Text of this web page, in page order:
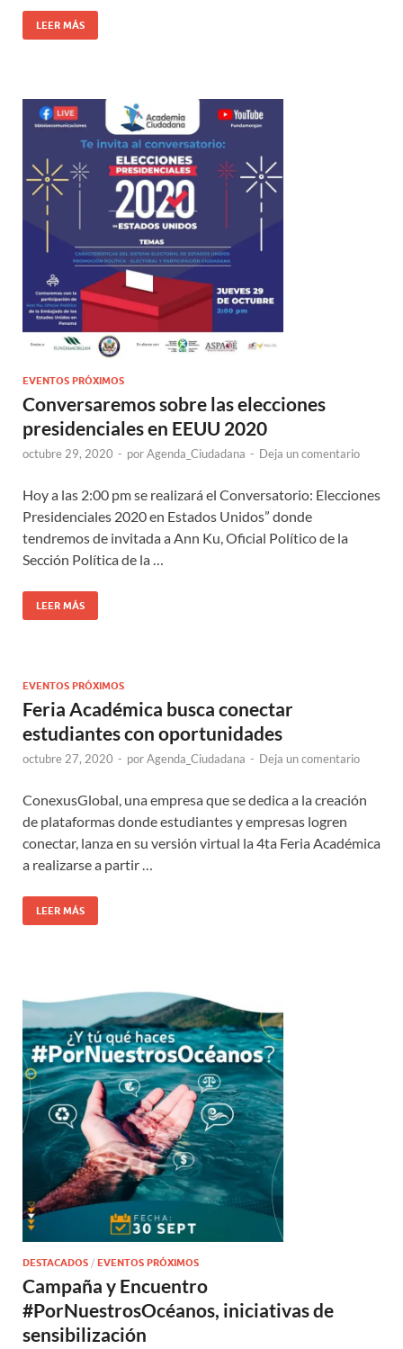
LEER MÁS
EVENTOS PRÓXIMOS
Conversaremos sobre las elecciones
presidenciales en EEUU 2020
octubre 29, 2020 - porAgenda_Ciudadana - Deja un comentario
Hoy a las 2:00 pm se realizará el Conversatorio: Elecciones
Presidenciales 2020 en Estados Unidos” donde
tendremos de invitada a Ann Ku, Oficial Político de la
Sección Política de la …
LEER MÁS
EVENTOS PRÓXIMOS
Feria Académica busca conectar
estudiantes con oportunidades
octubre 27, 2020 - porAgenda_Ciudadana - Deja un comentario
ConexusGlobal, una empresa que se dedica a la creación
de plataformas donde estudiantes y empresas logren
conectar, lanza en su versión virtual la 4ta Feria Académica
a realizarse a partir …
LEER MÁS
DESTACADOS / EVENTOS PRÓXIMOS
Campaña y Encuentro
#PorNuestrosOcéanos, iniciativas de
sensibilización